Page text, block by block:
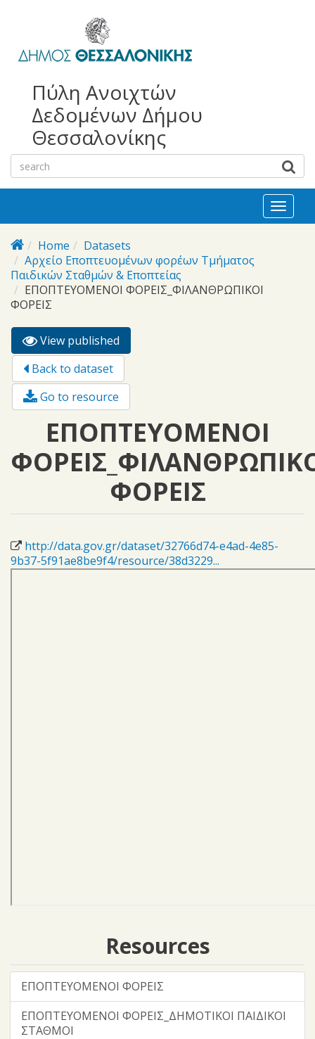
bayan
escort
escort
Πύλη Ανοιχτών
Δεδομένων Δήμου
Θεσσαλονίκης
Toggle
Home
Datasets
Αρχείο Εποπτευομένων φορέων Τμήματος
Παιδικών Σταθμών & Εποπτείας
ΕΠΟΠΤΕΥΟΜΕΝΟΙ ΦΟΡΕΙΣ_ΦΙΛΑΝΘΡΩΠΙΚΟΙ
ΦΟΡΕΙΣ
Primary tabs
View published
tab)
Back to dataset
Go to resource
ΕΠΟΠΤΕΥΟΜΕΝΟΙ
ΦΟΡΕΙΣ
http://data.gov.gr/dataset/32766d74-e4ad-4e85-
9b37-5f91ae8be9f4/resource/38d3229...
Resources
ΕΠΟΠΤΕΥΟΜΕΝΟΙ ΦΟΡΕΙΣ
ΕΠΟΠΤΕΥΟΜΕΝΟΙ ΦΟΡΕΙΣ_ΔΗΜΟΤΙΚΟΙ ΠΑΙΔΙΚΟΙ
ΣΤΑΘΜΟΙ